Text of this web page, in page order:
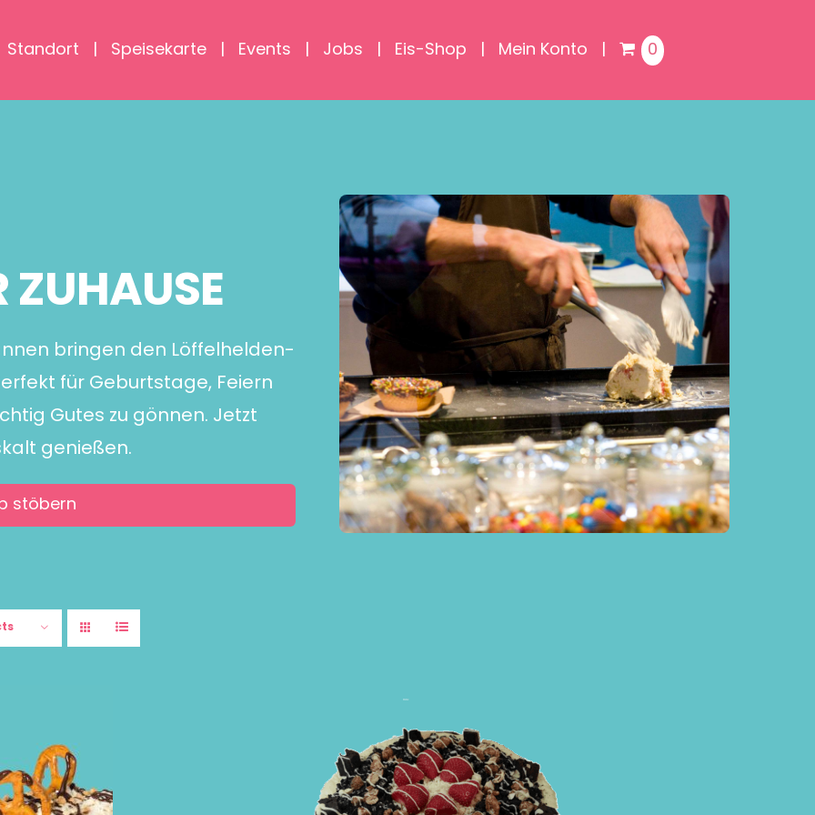
Standort Speisekarte Events Jobs Eis-Shop Mein Konto 0
ZUHAUSE
bringen den Löffelhelden-
für Geburtstage, Feiern
Gutes zu gönnen. Jetzt
genießen.
stöbern